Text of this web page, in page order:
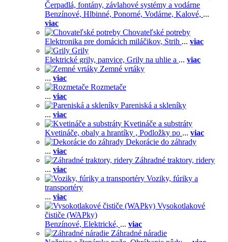
Čerpadlá, fontány, závlahové systémy a vodárne
Benzínové, Hlbinné, Ponorné, Vodárne, Kalové, ...
viac
Chovateľské potreby
Elektronika pre domácich miláčikov, Strih ... viac
Grily
Elektrické grily, panvice, Grily na uhlie a ... viac
Zemné vrtáky
... viac
Rozmetače
... viac
Pareniská a skleníky
... viac
Kvetináče a substráty
Kvetináče, obaly a hrantíky , Podložky po ... viac
Dekorácie do záhrady
... viac
Záhradné traktory, ridery
... viac
Voziky, fúriky a
transportéry
... viac
Vysokotlakové
čističe (WAPky)
Benzínové, Elektrické, ... viac
Záhradné náradie